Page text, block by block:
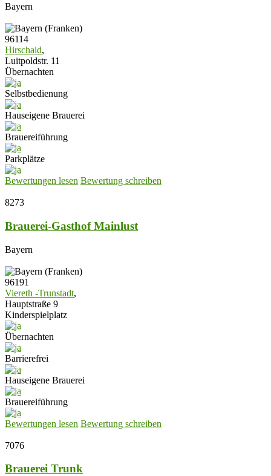
Bayern
96114
Hirschaid,
Luitpoldstr. 11
Übernachten
Selbstbedienung
Hauseigene Brauerei
Brauereiführung
Parkplätze
Bewertungen lesen Bewertung schreiben
8273
Brauerei-Gasthof Mainlust
Bayern
96191
Viereth -Trunstadt,
Hauptstraße 9
Kinderspielplatz
Übernachten
Barrierefrei
Hauseigene Brauerei
Brauereiführung
Bewertungen lesen Bewertung schreiben
7076
Brauerei Trunk